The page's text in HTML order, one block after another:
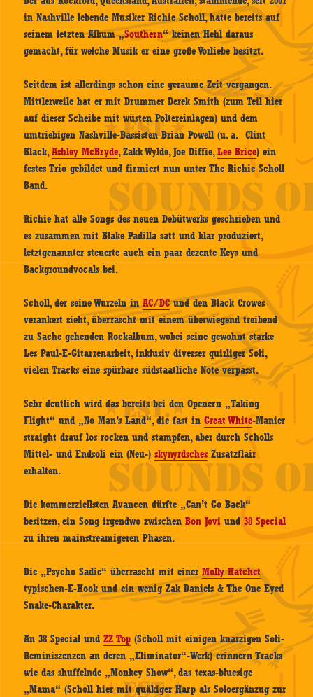
in Nashville lebende Musiker Richie Scholl, hatte bereits auf
seinem letzten Album „Southern“ keinen Hehl daraus
gemacht, für welche Musik er eine große Vorliebe besitzt.
Seitdem ist allerdings schon eine geraume Zeit vergangen.
Mittlerweile hat er mit Drummer Derek Smith (zum Teil hier
auf dieser Scheibe mit wüsten Poltereinlagen) und dem
umtriebigen Nashville-Bassisten Brian Powell (u. a. Clint
Black,Ashley McBryde, Zakk Wylde, Joe Diffie,Lee Brice) ein
festes Trio gebildet und firmiert nun unter The Richie Scholl
Band.
Richie hat alle Songs des neuen Debütwerks geschrieben und
es zusammen mit Blake Padilla satt und klar produziert,
letztgenannter steuerte auch ein paar dezente Keys und
Backgroundvocals bei.
Scholl, der seine Wurzeln inAC/DCund den Black Crowes
verankert sieht, überrascht mit einem überwiegend treibend
zu Sache gehenden Rockalbum, wobei seine gewohnt starke
Les Paul-E-Gitarrenarbeit, inklusiv diverser quirliger Soli,
vielen Tracks eine spürbare südstaatliche Note verpasst.
Sehr deutlich wird das bereits bei den Openern „Taking
Flight“ und „No Man’s Land“, die fast inGreat White-Manier
straight drauf los rocken und stampfen, aber durch Scholls
Mittel- und Endsoli ein (Neu-)skynyrdsches Zusatzflair
erhalten.
Die kommerziellsten Avancen dürfte „Can’t Go Back“
besitzen, ein Song irgendwo zwischenBon Jovi und38 Special
zu ihren mainstreamigeren Phasen.
Die „Psycho Sadie“ überrascht mit einerMolly Hatchet
typischen-E-Hook und ein wenig Zak Daniels & The One Eyed
Snake-Charakter.
An 38 Special undZZ Top (Scholl mit einigen knarzigen Soli-
Reminiszenzen an deren „Eliminator“-Werk) erinnern Tracks
wie das shuffelnde „Monkey Show“, das texas-bluesige
„Mama“ (Scholl hier mit quäkiger Harp als Soloergänzug zur